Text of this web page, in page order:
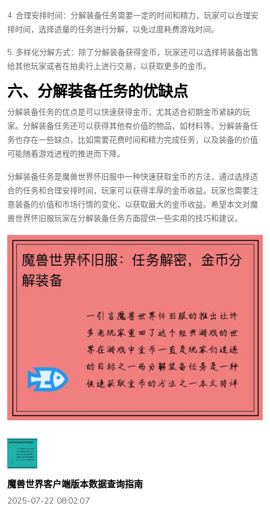
4. 合理安排时间：分解装备任务需要一定的时间和精力，玩家可以合理安
排时间，选择适量的任务进行分解，以免过度耗费游戏时间。
5. 多样化分解方式：除了分解装备获得金币，玩家还可以选择将装备出售
给其他玩家或者在拍卖行上进行交易，以获取更多的金币。
六、分解装备任务的优缺点
分解装备任务的优点是可以快速获得金币，尤其适合初期金币紧缺的玩
家。分解装备任务还可以获得其他有价值的物品，如材料等。分解装备任
务也存在一些缺点，比如需要花费时间和精力完成任务，以及装备的价值
可能随着游戏进程的推进而下降。
分解装备任务是魔兽世界怀旧服中一种快速获取金币的方法，通过选择适
合的任务和合理安排时间，玩家可以获得丰厚的金币收益。玩家也需要注
意装备的价值和市场行情的变化，以获取最大的金币收益。希望本文对魔
兽世界怀旧服玩家在分解装备任务方面提供一些实用的技巧和建议。
魔兽世界客户端版本数据查询指南
2025-07-22 08:02:07